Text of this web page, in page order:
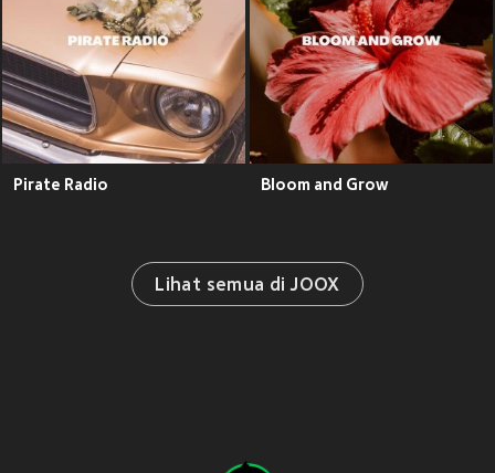
Pirate Radio Bloom and Grow
Lihat semua di JOOX